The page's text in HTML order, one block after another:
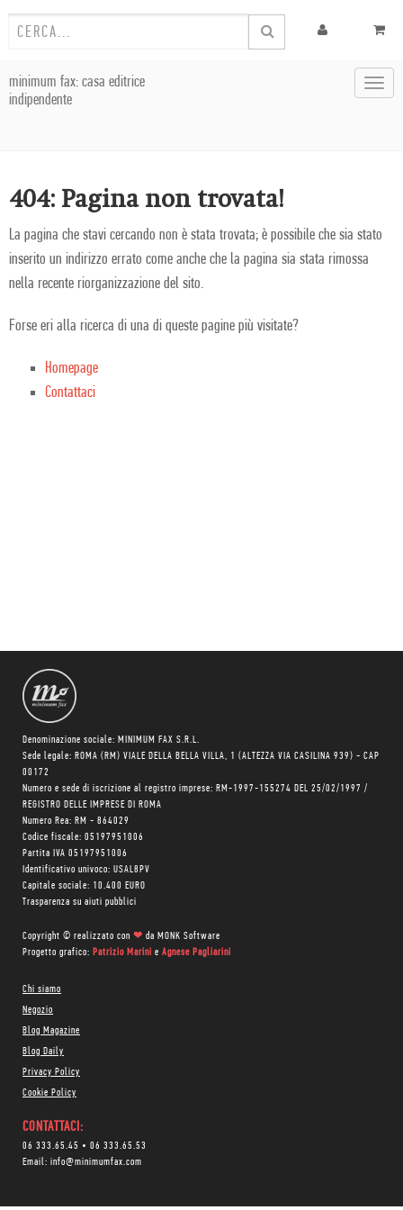
minimum fax: casa editrice
indipendente
404: Pagina non trovata!
La pagina che stavi cercando non è stata trovata; è possibile che sia stato
inserito un indirizzo errato come anche che la pagina sia stata rimossa
nella recente riorganizzazione del sito.
Forse eri alla ricerca di una di queste pagine più visitate?
Homepage
Contattaci
Denominazione sociale: MINIMUM FAX S.R.L.
Sede legale: ROMA (RM) VIALE DELLA BELLA VILLA, 1 (ALTEZZA VIA CASILINA 939) - CAP
00172
Numero e sede di iscrizione al registro imprese: RM-1997-155274 DEL 25/02/1997 /
REGISTRO DELLE IMPRESE DI ROMA
Numero Rea: RM - 864029
Codice fiscale: 05197951006
Partita IVA 05197951006
Identificativo univoco: USAL8PV
Capitale sociale: 10.400 EURO
Trasparenza su aiuti pubblici
Copyright © realizzato con ❤ da MONK Software
Progetto grafico: Patrizio Marini e Agnese Pagliarini
Chi siamo
Negozio
Blog Magazine
Blog Daily
Privacy Policy
Cookie Policy
CONTATTACI:
06 333.65.45 • 06 333.65.53
Email: info@minimumfax.com